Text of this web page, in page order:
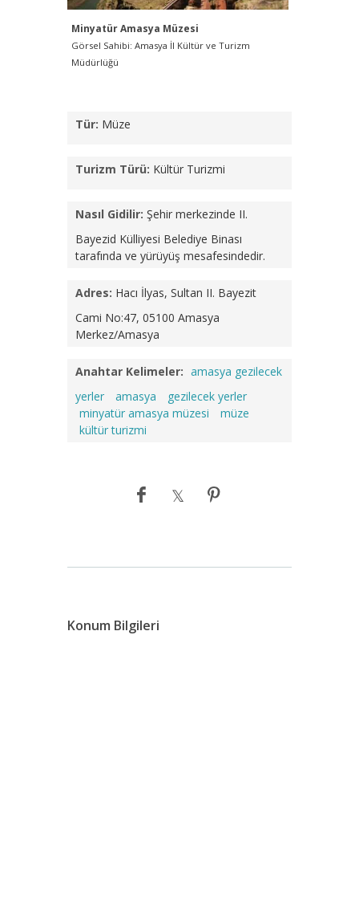
Minyatür Amasya Müzesi
Görsel Sahibi: Amasya İl Kültür ve Turizm
Müdürlüğü
Tür: Müze
Turizm Türü: Kültür Turizmi
Nasıl Gidilir: Şehir merkezinde II.
Bayezid Külliyesi Belediye Binası
tarafında ve yürüyüş mesafesindedir.
Adres: Hacı İlyas, Sultan II. Bayezit
Cami No:47, 05100 Amasya
Merkez/Amasya
Anahtar Kelimeler: amasya gezilecek
yerler
amasya
gezilecek yerler
minyatür amasya müzesi
müze
kültür turizmi
Konum Bilgileri